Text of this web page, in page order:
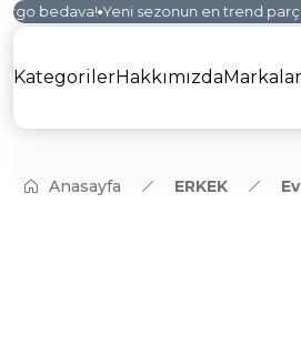
bedava! Yeni sezonun en trend
KategorilerHakkımızdaMarkalar
Anasayfa ERKEK